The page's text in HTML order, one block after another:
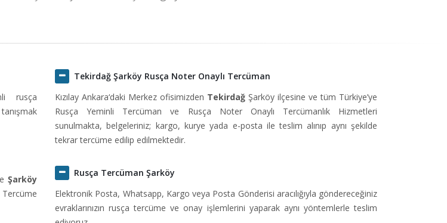
rusça
Şarköy
Tercüme
Tekirdağ Şarköy Rusça Noter Onaylı Tercüman
Kızılay Ankara‘daki Merkez ofisimizden Tekirdağ Şarköy ilçesine ve tüm Türkiye’ye
Rusça Yeminli Tercüman ve Rusça Noter Onaylı Tercümanlık Hizmetleri
sunulmakta, belgeleriniz; kargo, kurye yada e-posta ile teslim alınıp aynı şekilde
tekrar tercüme edilip edilmektedir.
Rusça Tercüman Şarköy
Elektronik Posta, Whatsapp, Kargo veya Posta Gönderisi aracılığıyla göndereceğiniz
evraklarınızın rusça tercüme ve onay işlemlerini yaparak aynı yöntemlerle teslim